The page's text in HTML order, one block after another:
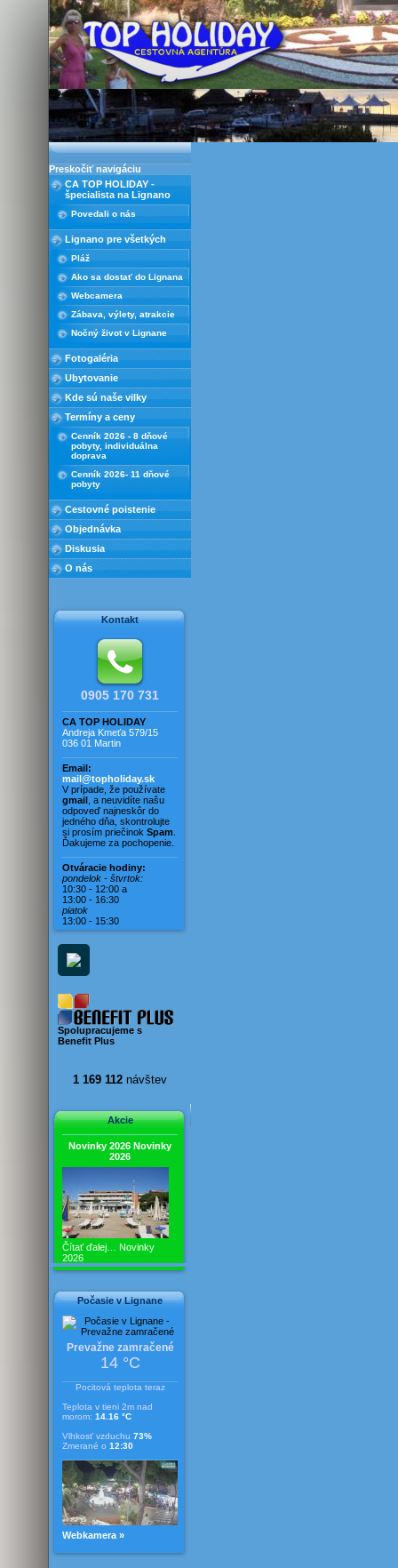
Preskočiť navigáciu
CA TOP HOLIDAY -
špecialista na Lignano
Povedali o nás
Lignano pre všetkých
Pláž
Ako sa dostať do Lignana
Webcamera
Zábava, výlety, atrakcie
Nočný život v Lignane
Fotogaléria
Ubytovanie
Rez. Casa Marina s
bazénom
Rez. Duna s bazénom
Rez. Kryštál s bazénmi
Rez. Marco s bazénom
Rez. Michelangelo
Rez. Millefiori
Rez. Millefiori - trilokál
Rez. Torre s bazénom
Rezidencia Lucinda
Rezidencia Luna
Rezidencia Primula
Rezidencia Saulina
Rezidencia pri mori
Vila Caroline
Vila Elena
Vila Frederica
Vila Jantár
Vila Karin
Vila Magdaléna
Vila Mara
Vila Mušľa
Vila Nerona
Vila Rosina
Vila Viera
Vila Vivien
Kde sú naše vilky
Termíny a ceny
Cenník 2026 - 8 dňové
pobyty, individuálna
doprava
Cenník 2026- 11 dňové
pobyty
Cestovné poistenie
Objednávka
Diskusia
O nás
Kontakt
0905 170 731
CA TOP HOLIDAY
Andreja Kmeťa 579/15
036 01 Martin
Email:
mail@topholiday.sk
V prípade, že používate
gmail , a neuvidíte našu
odpoveď najneskôr do
jedného dňa, skontrolujte
si prosím priečinok Spam
Ďakujeme za pochopenie.
Otváracie hodiny:
pondelok - štvrtok:
10:30 - 12:00 a
13:00 - 16:30
piatok
13:00 - 15:30
Spolupracujeme s
Benefit Plus
1 169 112 návštev
Akcie
Novinky 2026 Novinky
2026
Čítať ďalej… Novinky
2026
Počasie v Lignane
Prevažne zamračené
14 °C
Pocitová teplota teraz
Teplota v tieni 2m nad
morom: 14.16 °C
Vlhkosť vzduchu 73%
Zmerané o 12:30
Webkamera »